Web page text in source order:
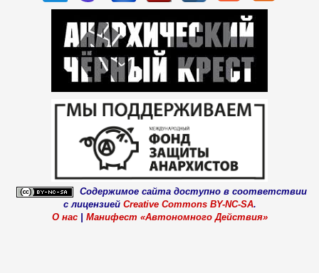
Содержимое сайта доступно в соответствии
с лицензией Creative Commons BY-NC-SA.
О нас| Манифест «Автономного Действия»